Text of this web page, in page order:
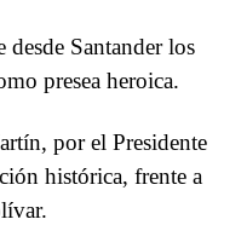
Santander los
presea heroica.
por el Presidente
histórica, frente a